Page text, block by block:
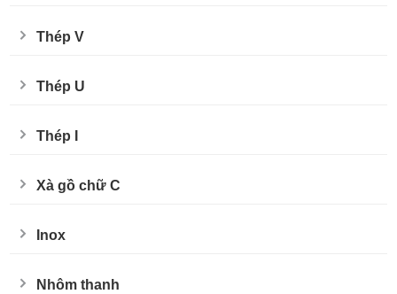
Thép V
Thép U
Thép I
Xà gồ chữ C
Inox
Nhôm thanh